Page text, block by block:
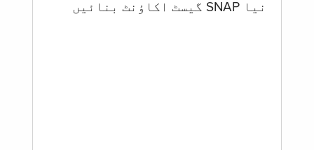
نیا SNAP گیسٹ اکاؤنٹ بنائیں